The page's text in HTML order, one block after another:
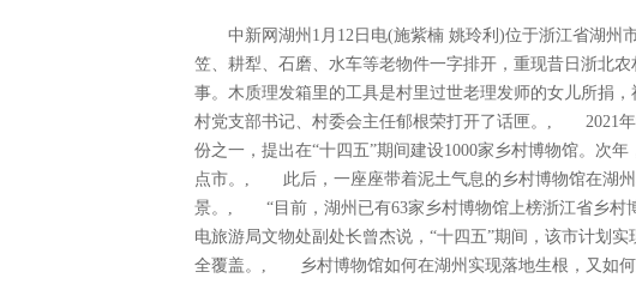
中新网湖州1月12日电(施紫楠 姚玲利)位于浙江省湖州
笠、耕犁、石磨、水车等老物件一字排开，重现昔日浙
事。木质理发箱里的工具是村里过世老理发师的女儿所捐
村党支部书记、村委会主任郁根荣打开了话匣。, 2021年
份之一，提出在“十四五”期间建设1000家乡村博物馆。次
点市。, 此后，一座座带着泥土气息的乡村博物馆在湖州
景。, “目前，湖州已有63家乡村博物馆上榜浙江省乡村
电旅游局文物处副处长曾杰说，“十四五”期间，该市计划
全覆盖。, 乡村博物馆如何在湖州实现落地生根，又如何